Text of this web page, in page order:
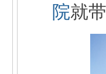
院就